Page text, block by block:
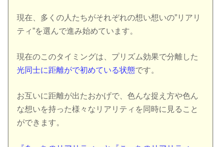
現在、多くの人たちがそれぞれの想い想いの”リアリ
ティ”を選んで進み始めています。
現在のこのタイミングは、プリズム効果で分離した
光同士に距離がで初めている状態です。
お互いに距離が出たおかげで、色んな捉え方や色ん
な想いを持った様々なリアリティを同時に見ること
ができます。